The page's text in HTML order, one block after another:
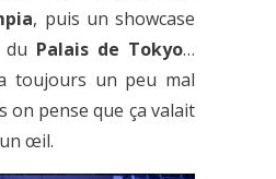
, puis un showcase
du Palais de Tokyo…
toujours un peu mal
on pense que ça valait
œil.